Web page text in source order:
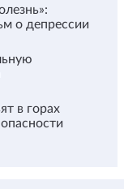
о депрессии
в горах